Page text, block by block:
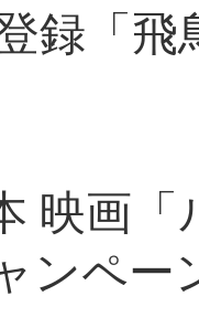
録「
映画
ンペー